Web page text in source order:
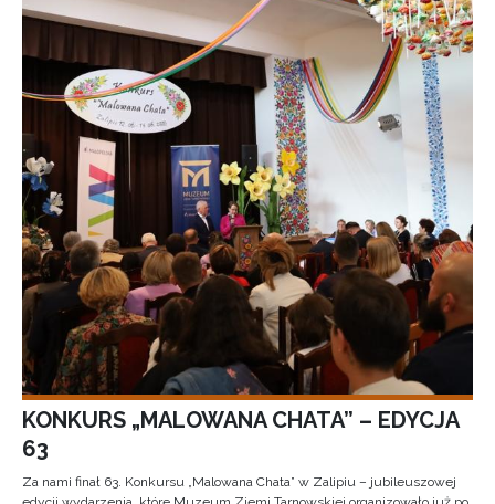
KONKURS „MALOWANA CHATA” – EDYCJA
63
Za nami finał 63. Konkursu „Malowana Chata” w Zalipiu – jubileuszowej